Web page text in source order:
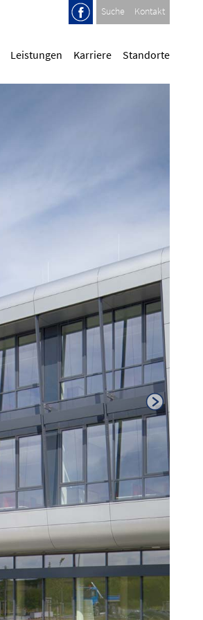
Leistungen Karriere Standorte
Suche Kontakt